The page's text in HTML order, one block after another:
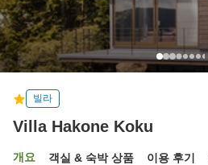
빌라
Villa Hakone Koku
개요 객실 & 숙박 상품 이용 후기